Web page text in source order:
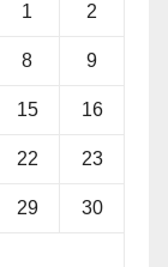
1 2
8 9
15 16
22 23
29 30